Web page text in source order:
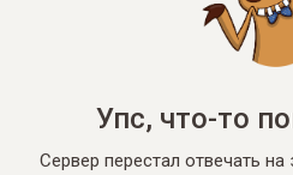
Упс, что-то
Сервер перестал отвечать